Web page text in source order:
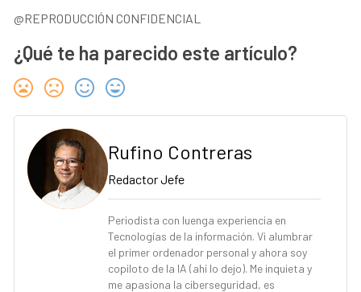
@REPRODUCCIÓN CONFIDENCIAL
¿Qué te ha parecido este artículo?
Rufino Contreras
Redactor Jefe
Periodista con luenga experiencia en
Tecnologías de la información. Vi alumbrar
el primer ordenador personal y ahora soy
copiloto de la IA (ahí lo dejo). Me inquieta y
me apasiona la ciberseguridad, es